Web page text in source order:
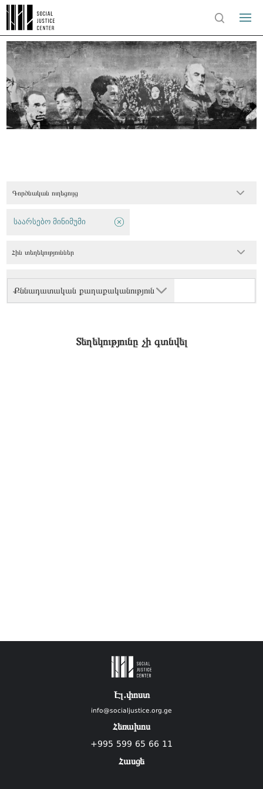
Գործնական ուղեցույց
Քննադատական քաղաքականություն
საარსებო მინიმუმი
Հին տեղեկություններ
Տեղեկությունը չի գտնվել
Էլ.փոստ
info@socialjustice.org.ge
Հեռախոս
+995 599 65 66 11
Հասցե